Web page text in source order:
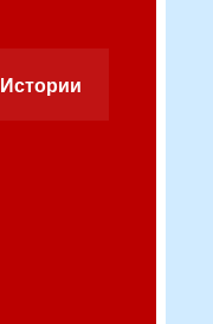
Истории